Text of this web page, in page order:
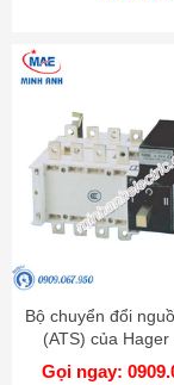
Bộ chuyển đổi
(ATS) của
HIB420P
Gọi ngay: